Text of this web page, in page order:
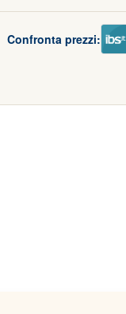
Confronta prezzi: